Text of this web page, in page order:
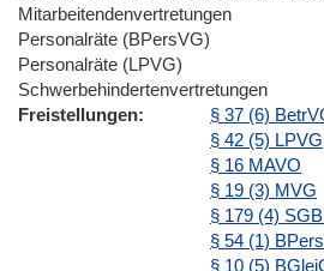
Mitarbeitendenvertretungen
Personalräte (BPersVG)
Personalräte (LPVG)
Schwerbehindertenvertretungen
Freistellungen
§ 37 (6)
§ 42 (5) LPVG
§ 16 MAVO
§ 19 (3) MVG
§ 179 (4)
§ 54 (1)
§ 10 (5)